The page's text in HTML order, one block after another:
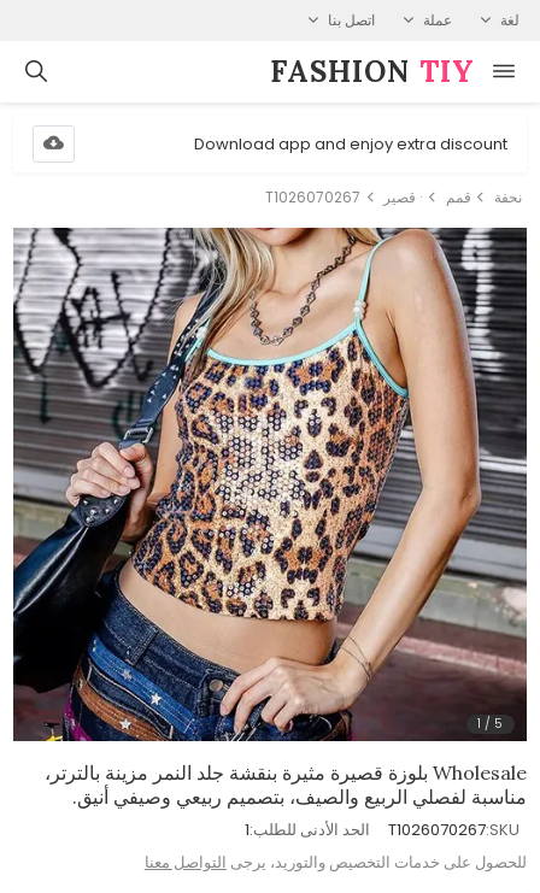
لغة عملة اتصل بنا
FASHION⁠ TIY
Download app and enjoy extra discount
نحفة قمم · قصير T1026070267
1 / 5
Wholesale بلوزة قصيرة مثيرة بنقشة جلد النمر مزينة بالترتر،
مناسبة لفصلي الربيع والصيف، بتصميم ربيعي وصيفي أنيق.
SKU:
T1026070267 الحد الأدنى للطلب:1
للحصول على خدمات التخصيص والتوريد، يرجى التواصل معنا